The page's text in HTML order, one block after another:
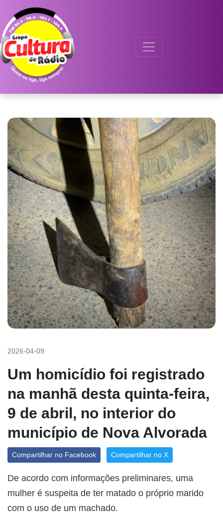
2026-04-09
Um homicídio foi registrado
na manhã desta quinta-feira,
9 de abril, no interior do
município de Nova Alvorada
Compartilhar no Facebook Compartilhar no X
De acordo com informações preliminares, uma
mulher é suspeita de ter matado o próprio marido
com o uso de um machado.